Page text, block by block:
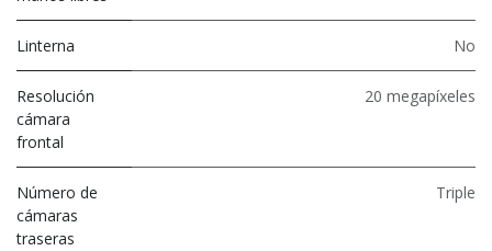
Linterna No
Resolución
cámara
frontal
20 megapíxeles
Número de
cámaras
traseras
Triple